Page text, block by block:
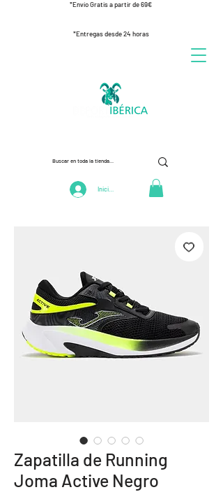
*Envío Gratis a partir de 69€
*Entregas desde 24 horas
Iniciar Sesión
Zapatilla de Running
Joma Active Negro